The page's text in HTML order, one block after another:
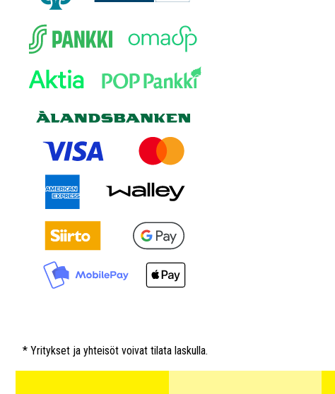
* Yritykset ja yhteisöt voivat tilata laskulla.